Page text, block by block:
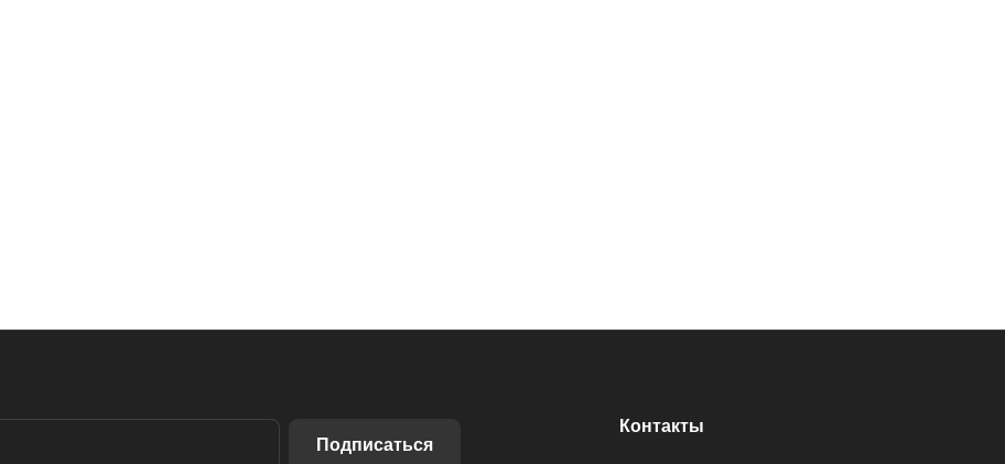
Подписаться
Контакты